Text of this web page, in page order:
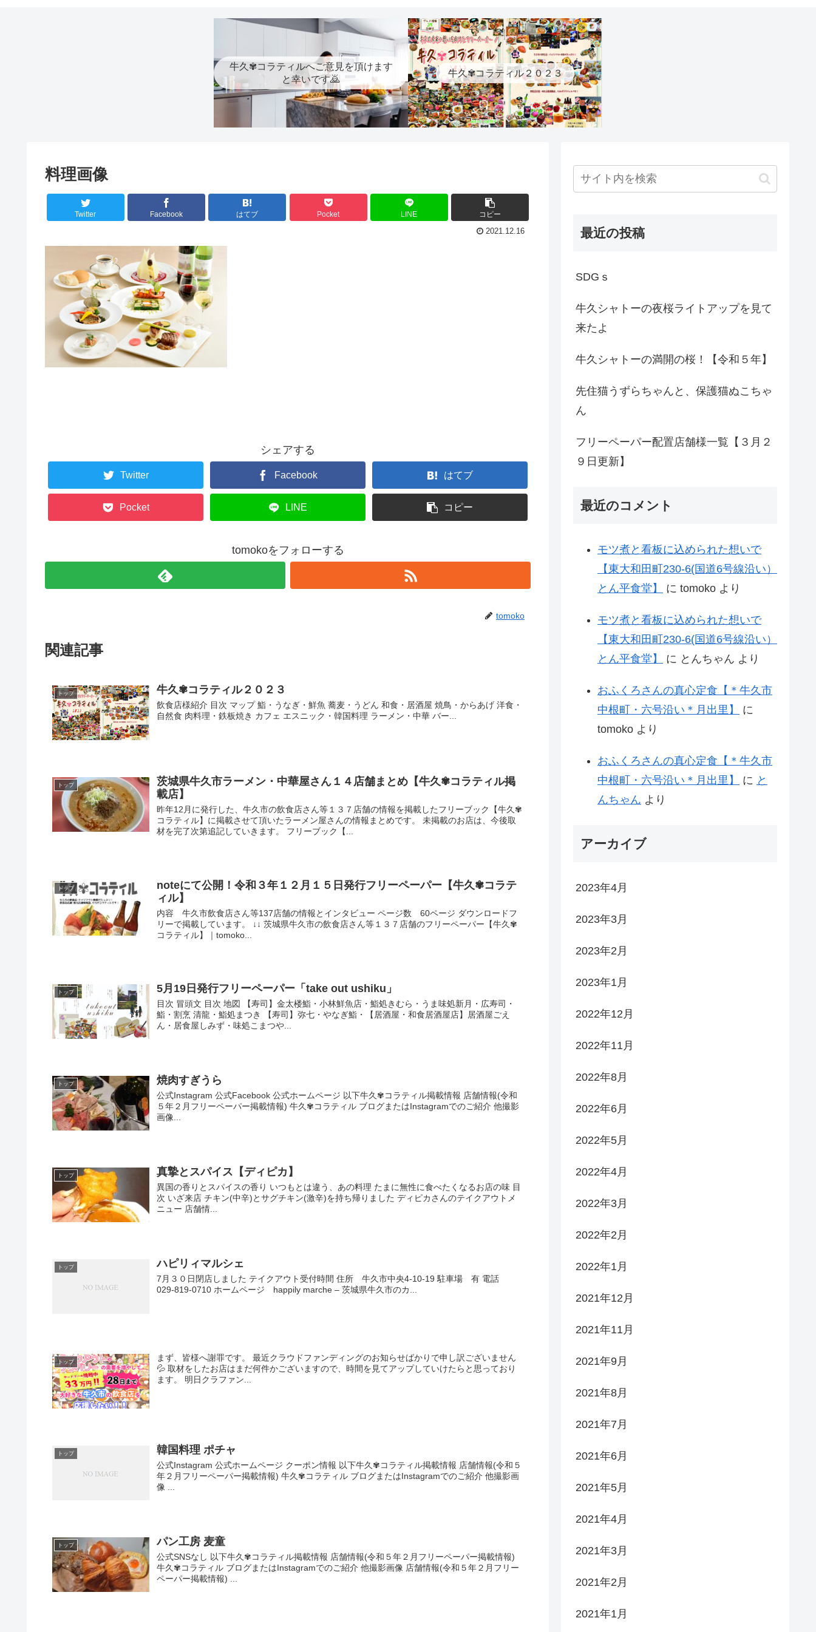
牛久✾コラティルへご意見を頂けます
と幸いです🙇
牛久✾コラティル２０２３
料理画像
Twitter Facebook はてブ Pocket LINE コピー
2021.12.16
シェアする
Twitter Facebook はてブ
Pocket LINE コピー
tomokoをフォローする
tomoko
関連記事
トップ 牛久✾コラティル２０２３
飲食店様紹介 目次 マップ 鮨・うなぎ・鮮魚 蕎麦・うどん 和食・居酒屋 焼鳥・からあげ 洋食・
自然食 肉料理・鉄板焼き カフェ エスニック・韓国料理 ラーメン・中華 バー...
トップ
茨城県牛久市ラーメン・中華屋さん１４店舗まとめ【牛久✾コラティル掲
載店】
昨年12月に発行した、牛久市の飲食店さん等１３７店舗の情報を掲載したフリーブック【牛久✾
コラティル】に掲載させて頂いたラーメン屋さんの情報まとめです。 未掲載のお店は、今後取
材を完了次第追記していきます。 フリーブック【...
トップ
noteにて公開！令和３年１２月１５日発行フリーペーパー【牛久✾コラテ
ィル】
内容 牛久市飲食店さん等137店舗の情報とインタビュー ページ数 60ページ ダウンロードフ
リーで掲載しています。 ↓↓ 茨城県牛久市の飲食店さん等１３７店舗のフリーペーパー【牛久✾
コラティル】｜tomoko...
トップ 5月19日発行フリーペーパー「take out ushiku」
目次 冒頭文 目次 地図 【寿司】金太楼鮨・小林鮮魚店・鮨処きむら・うま味処新月・広寿司・
鮨・割烹 清龍・鮨処まつき 【寿司】弥七・やなぎ鮨・【居酒屋・和食居酒屋店】居酒屋ごえ
ん・居食屋しみず・味処こまつや...
トップ 焼肉すぎうら
公式Instagram 公式Facebook 公式ホームページ 以下牛久✾コラティル掲載情報 店舗情報(令和
５年２月フリーペーパー掲載情報) 牛久✾コラティル ブログまたはInstagramでのご紹介 他撮影
画像...
トップ 真摯とスパイス【ディピカ】
異国の香りとスパイスの香り いつもとは違う、あの料理 たまに無性に食べたくなるお店の味 目
次 いざ来店 チキン(中辛)とサグチキン(激辛)を持ち帰りました ディピカさんのテイクアウトメ
ニュー 店舗情...
トップ ハピリィマルシェ
7月３０日閉店しました テイクアウト受付時間 住所 牛久市中央4-10-19 駐車場 有 電話
029-819-0710 ホームページ happily marche – 茨城県牛久市のカ...
トップ
まず、皆様へ謝罪です。 最近クラウドファンディングのお知らせばかりで申し訳ございません
💦 取材をしたお店はまだ何件かございますので、時間を見てアップしていけたらと思っており
ます。 明日クラファン...
トップ 韓国料理 ポチャ
公式Instagram 公式ホームページ クーポン情報 以下牛久✾コラティル掲載情報 店舗情報(令和５
年２月フリーペーパー掲載情報) 牛久✾コラティル ブログまたはInstagramでのご紹介 他撮影画
像 ...
トップ パン工房 麦童
公式SNSなし 以下牛久✾コラティル掲載情報 店舗情報(令和５年２月フリーペーパー掲載情報)
牛久✾コラティル ブログまたはInstagramでのご紹介 他撮影画像 店舗情報(令和５年２月フリー
ペーパー掲載情報) ...
最近の投稿
SDGｓ
牛久シャトーの夜桜ライトアップを見て
来たよ
牛久シャトーの満開の桜！【令和５年】
先住猫うずらちゃんと、保護猫ぬこちゃ
ん
フリーペーパー配置店舗様一覧【３月２
９日更新】
最近のコメント
モツ煮と看板に込められた想いで
【東大和田町230-6(国道6号線沿い）
とん平食堂】
に tomoko より
モツ煮と看板に込められた想いで
【東大和田町230-6(国道6号線沿い）
とん平食堂】
に とんちゃん より
おふくろさんの真心定食【＊牛久市
中根町・六号沿い＊月出里】
に
tomoko より
おふくろさんの真心定食【＊牛久市
中根町・六号沿い＊月出里】
に と
んちゃん より
アーカイブ
2023年4月
2023年3月
2023年2月
2023年1月
2022年12月
2022年11月
2022年8月
2022年6月
2022年5月
2022年4月
2022年3月
2022年2月
2022年1月
2021年12月
2021年11月
2021年9月
2021年8月
2021年7月
2021年6月
2021年5月
2021年4月
2021年3月
2021年2月
2021年1月